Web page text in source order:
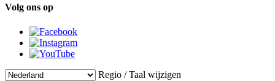
Volg ons op
Regio / Taal wijzigen